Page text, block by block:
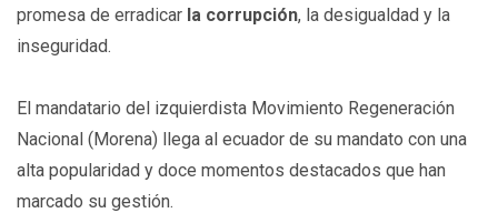
promesa de erradicar la corrupción, la desigualdad y la
inseguridad.
El mandatario del izquierdista Movimiento Regeneración
Nacional (Morena) llega al ecuador de su mandato con una
alta popularidad y doce momentos destacados que han
marcado su gestión.